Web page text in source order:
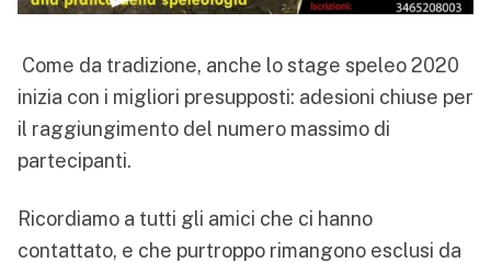
Come da tradizione, anche lo stage speleo 2020
inizia con i migliori presupposti: adesioni chiuse per
il raggiungimento del numero massimo di
partecipanti.
Ricordiamo a tutti gli amici che ci hanno
contattato, e che purtroppo rimangono esclusi da